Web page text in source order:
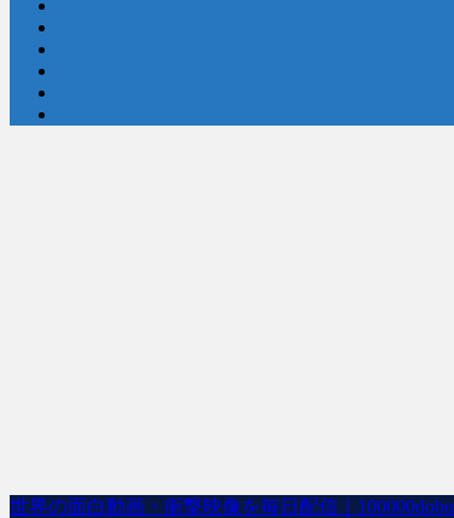
世界の面白動画・衝撃映像を毎日配信｜100000dobu